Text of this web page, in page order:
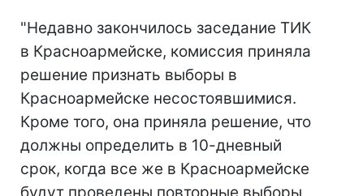
"Недавно закончилось заседание ТИК
в Красноармейске, комиссия приняла
решение признать выборы в
Красноармейске несостоявшимися.
Кроме того, она приняла решение, что
должны определить в 10-дневный
срок, когда все же в Красноармейске